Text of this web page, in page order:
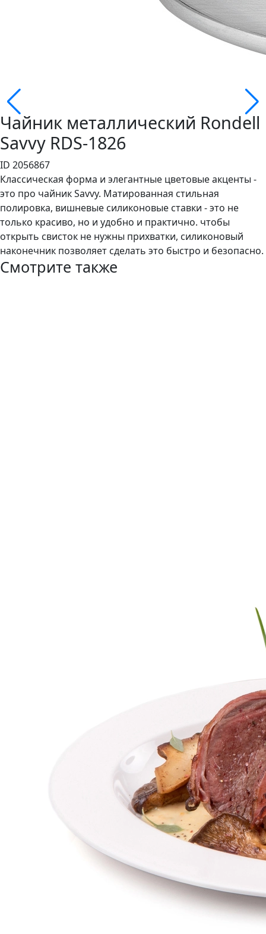
Чайник металлический Rondell
Savvy RDS-1826
ID 2056867
Классическая форма и элегантные цветовые акценты -
это про чайник Savvy. Матированная стильная
полировка, вишневые силиконовые ставки - это не
только красиво, но и удобно и практично. чтобы
открыть свисток не нужны прихватки, силиконовый
наконечник позволяет сделать это быстро и безопасно.
Смотрите также